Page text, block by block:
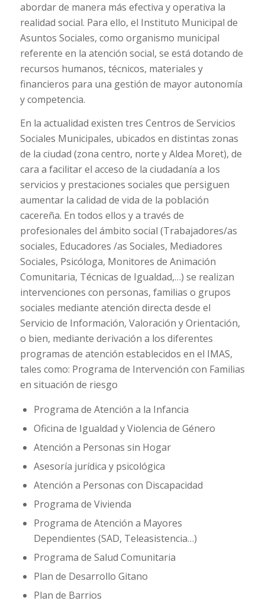
abordar de manera más efectiva y operativa la
realidad social. Para ello, el Instituto Municipal de
Asuntos Sociales, como organismo municipal
referente en la atención social, se está dotando de
recursos humanos, técnicos, materiales y
financieros para una gestión de mayor autonomía
y competencia.
En la actualidad existen tres Centros de Servicios
Sociales Municipales, ubicados en distintas zonas
de la ciudad (zona centro, norte y Aldea Moret), de
cara a facilitar el acceso de la ciudadanía a los
servicios y prestaciones sociales que persiguen
aumentar la calidad de vida de la población
cacereña. En todos ellos y a través de
profesionales del ámbito social (Trabajadores/as
sociales, Educadores /as Sociales, Mediadores
Sociales, Psicóloga, Monitores de Animación
Comunitaria, Técnicas de Igualdad,…) se realizan
intervenciones con personas, familias o grupos
sociales mediante atención directa desde el
Servicio de Información, Valoración y Orientación,
o bien, mediante derivación a los diferentes
programas de atención establecidos en el IMAS,
tales como: Programa de Intervención con Familias
en situación de riesgo
Programa de Atención a la Infancia
Oficina de Igualdad y Violencia de Género
Atención a Personas sin Hogar
Asesoría jurídica y psicológica
Atención a Personas con Discapacidad
Programa de Vivienda
Programa de Atención a Mayores
Dependientes (SAD, Teleasistencia…)
Programa de Salud Comunitaria
Plan de Desarrollo Gitano
Plan de Barrios